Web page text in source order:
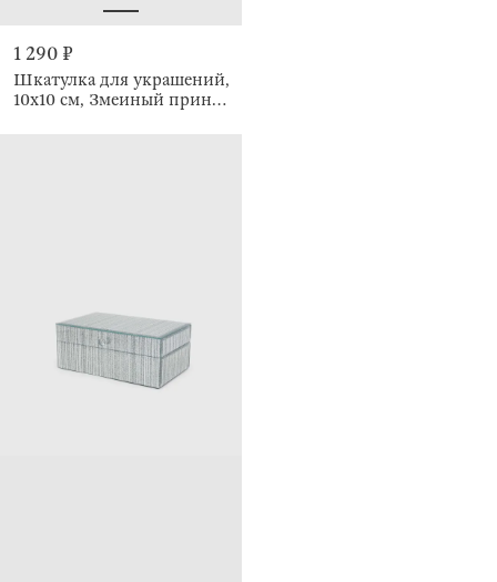
1 290 ₽
Шкатулка для украшений,
10х10 см, Змеиный принт,